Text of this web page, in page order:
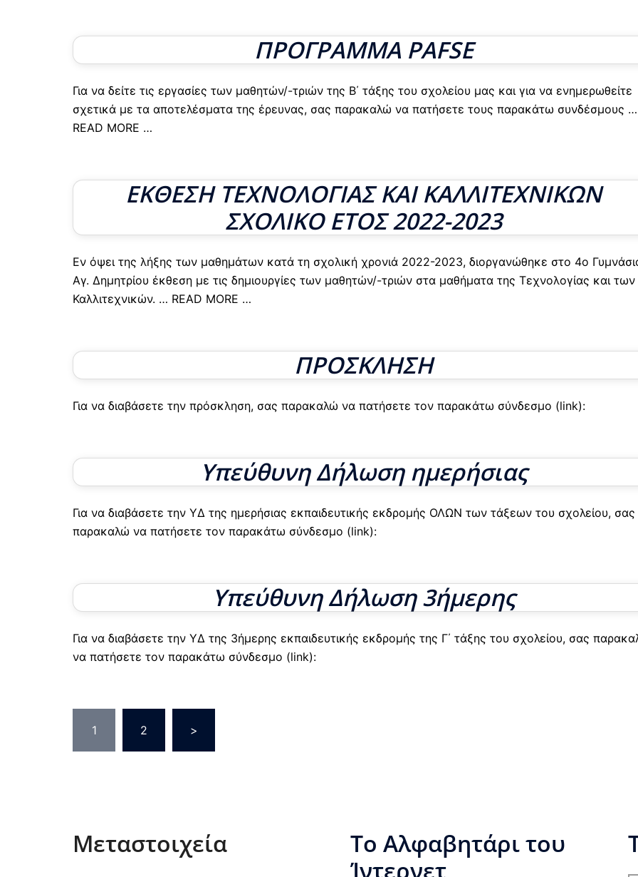
ΠΡΟΓΡΑΜΜΑ PAFSE
Για να δείτε τις εργασίες των μαθητών/-τριών της Β΄ τάξης του σχολείου μας και για να ενημερωθείτε
σχετικά με τα αποτελέσματα της έρευνας, σας παρακαλώ να πατήσετε τους παρακάτω συνδέσμους …
READ MORE …
ΕΚΘΕΣΗ ΤΕΧΝΟΛΟΓΙΑΣ ΚΑΙ ΚΑΛΛΙΤΕΧΝΙΚΩΝ
ΣΧΟΛΙΚΟ ΕΤΟΣ 2022-2023
Εν όψει της λήξης των μαθημάτων κατά τη σχολική χρονιά 2022-2023, διοργανώθηκε στο 4ο
Αγ. Δημητρίου έκθεση με τις δημιουργίες των μαθητών/-τριών στα μαθήματα της Τεχνολογίας και των
Καλλιτεχνικών. … READ MORE …
ΠΡΟΣΚΛΗΣΗ
Για να διαβάσετε την πρόσκληση, σας παρακαλώ να πατήσετε τον παρακάτω σύνδεσμο (link):
Υπεύθυνη Δήλωση ημερήσιας
Για να διαβάσετε την ΥΔ της ημερήσιας εκπαιδευτικής εκδρομής ΟΛΩΝ των τάξεων του σχολείου, σας
παρακαλώ να πατήσετε τον παρακάτω σύνδεσμο (link):
Υπεύθυνη Δήλωση 3ήμερης
Για να διαβάσετε την ΥΔ της 3ήμερης εκπαιδευτικής εκδρομής της Γ΄ τάξης του σχολείου, σας
να πατήσετε τον παρακάτω σύνδεσμο (link):
Σελιδοποίηση
άρθρων
1 2 >
Μεταστοιχεία
Το Αλφαβητάρι του
Ίντερνετ